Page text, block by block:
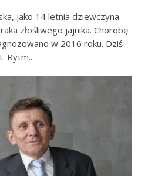
jako 14 letnia dziewczyna
złośliwego jajnika. Chorobę
w 2016 roku. Dziś
Rytm...